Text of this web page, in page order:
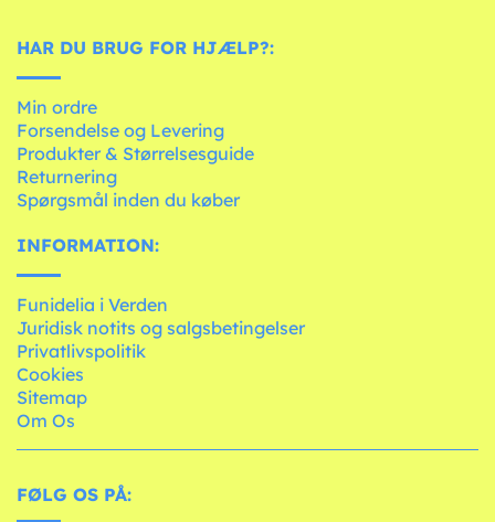
HAR DU BRUG FOR HJÆLP?:
Min ordre
Forsendelse og Levering
Produkter & Størrelsesguide
Returnering
Spørgsmål inden du køber
INFORMATION:
Funidelia i Verden
Juridisk notits og salgsbetingelser
Privatlivspolitik
Cookies
Sitemap
Om Os
FØLG OS PÅ: